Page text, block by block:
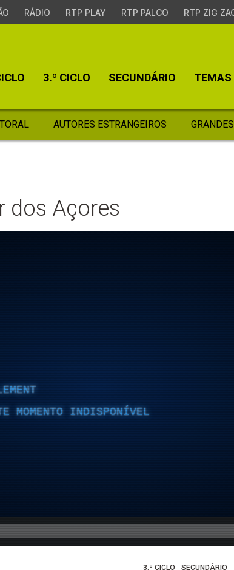
RÁDIO RTP PLAY RTP PALCO RTP ZIG
3.º CICLO SECUNDÁRIO TEMAS
AUTORES ESTRANGEIROS
dos Açores
MOMENTO INDISPONÍVEL
3.º CICLO SECUNDÁRIO